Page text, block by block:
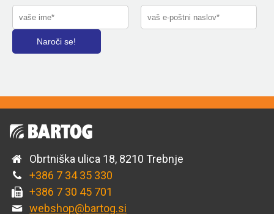
Obrtniška ulica 18, 8210 Trebnje
+386 7 34 35 330
+386 7 30 45 701
webshop@bartog.si